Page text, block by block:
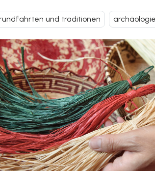
und traditionen